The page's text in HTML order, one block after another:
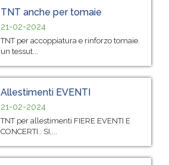
TNT anche per tomaie
21-02-2024
TNT per accoppiatura e rinforzo tomaie.
un tessut...
Allestimenti EVENTI
21-02-2024
TNT per allestimenti FIERE EVENTI E
CONCERTI.. SI,...